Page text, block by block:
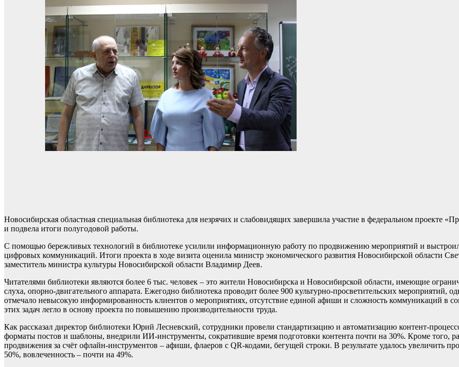
Новосибирская областная специальная библиотека для незрячих и слабовидящих завершила участие в федеральном проекте
и подвела итоги полугодовой работы.
С помощью бережливых технологий в библиотеке усилили информационную работу по продвижению мероприятий и
цифровых коммуникаций. Итоги проекта в ходе визита оценила министр экономического развития Новосибирской области
заместитель министра культуры Новосибирской области Владимир Деев.
Читателями библиотеки являются более 6 тыс. человек – это жители Новосибирска и Новосибирской области, имеющие
слуха, опорно-двигательного аппарата. Ежегодно библиотека проводит более 900 культурно-просветительских мероприятий,
отмечало невысокую информированность клиентов о мероприятиях, отсутствие единой афиши и сложность коммуникаций в
этих задач легло в основу проекта по повышению производительности труда.
Как рассказал директор библиотеки Юрий Лесневский, сотрудники провели стандартизацию и автоматизацию контент-
форматы постов и шаблоны, внедрили ИИ-инструменты, сократившие время подготовки контента почти на 30%. Кроме того,
продвижения за счёт офлайн-инструментов – афиши, флаеров с QR-кодами, бегущей строки. В результате удалось увеличить
50%, вовлеченность – почти на 49%.